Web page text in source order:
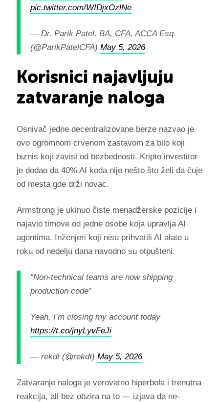
pic.twitter.com/WIDjxOzlNe
— Dr. Parik Patel, BA, CFA, ACCA Esq.
(@ParikPatelCFA) May 5, 2026
Korisnici najavljuju
zatvaranje naloga
Osnivač jedne decentralizovane berze nazvao je
ovo ogromnom crvenom zastavom za bilo koji
biznis koji zavisi od bezbednosti. Kripto investitor
je dodao da 40% AI koda nije nešto što želi da čuje
od mesta gde drži novac.
Armstrong je ukinuo čiste menadžerske pozicije i
najavio timove od jedne osobe koja upravlja AI
agentima. Inženjeri koji nisu prihvatili AI alate u
roku od nedelju dana navodno su otpušteni.
“Non-technical teams are now shipping
production code”
Yeah, I’m closing my account today
https://t.co/jnyLyvFeJi
— rekdt (@rekdt) May 5, 2026
Zatvaranje naloga je verovatno hiperbola i trenutna
reakcija, ali bez obzira na to — izjava da ne-